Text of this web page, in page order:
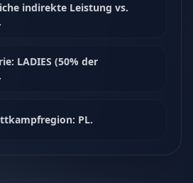
indirekte Leistung vs.
LADIES (50% der
PL.